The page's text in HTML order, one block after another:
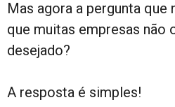
Mas agora a pergunta que
que muitas empresas não
desejado?
A resposta é simples!